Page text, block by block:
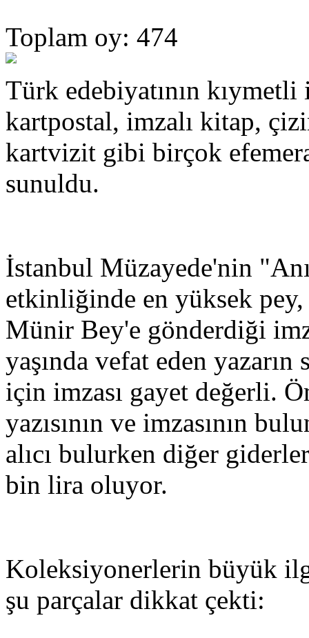
Toplam oy: 474
Türk edebiyatının
kartpostal, imzalı kitap,
kartvizit gibi birçok
sunuldu.
İstanbul Müzayede'nin
etkinliğinde en yüksek
Münir Bey'e gönderdiği
yaşında vefat eden yazarın
için imzası gayet değerli.
yazısının ve imzasının
alıcı bulurken diğer
bin lira oluyor.
Koleksiyonerlerin büyük
şu parçalar dikkat çekti: